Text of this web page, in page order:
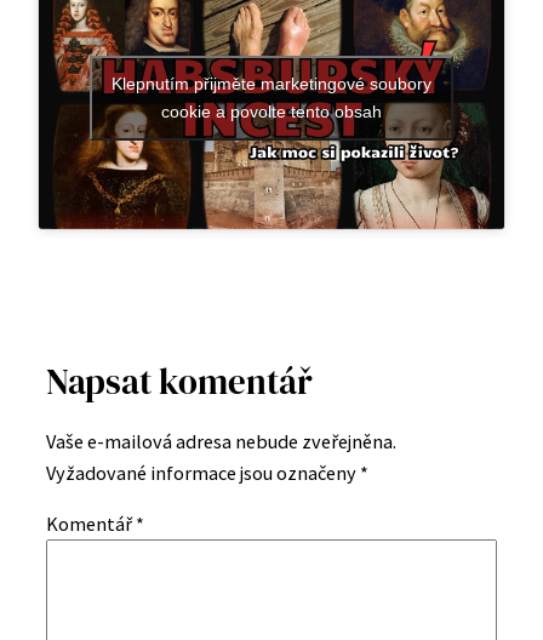
Klepnutím přijměte marketingové soubory
cookie a povolte tento obsah
Napsat komentář
Vaše e-mailová adresa nebude zveřejněna.
Vyžadované informace jsou označeny *
Komentář*